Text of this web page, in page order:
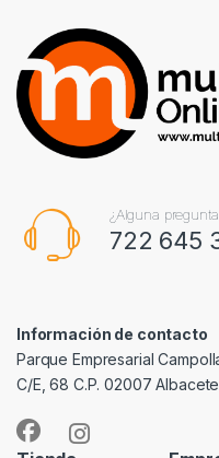
¿Alguna
722 645
Información de contacto
Parque Empresarial
C/E, 68 C.P. 02007 Albacete